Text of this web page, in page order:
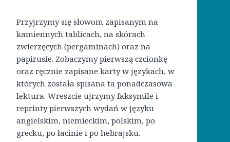
Przyjrzymy się słowom zapisanym na
kamiennych tablicach, na skórach
zwierzęcych (pergaminach) oraz na
papirusie. Zobaczymy pierwszą czcionkę
oraz ręcznie zapisane karty w językach, w
których została spisana ta ponadczasowa
lektura. Wreszcie ujrzymy faksymile i
reprinty pierwszych wydań w języku
angielskim, niemieckim, polskim, po
grecku, po łacinie i po hebrajsku.